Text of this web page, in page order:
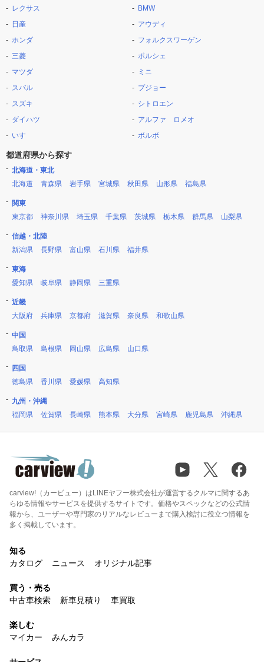
レクサス
日産
ホンダ
三菱
マツダ
スバル
スズキ
ダイハツ
いすゞ
BMW
アウディ
フォルクスワーゲン
ポルシェ
ミニ
プジョー
シトロエン
アルファ ロメオ
ボルボ
都道府県から探す
北海道・東北
北海道
青森県 岩手県 宮城県 秋田県 山形県 福島県
関東
東京都
神奈川県 埼玉県 千葉県 茨城県 栃木県 群馬県 山梨県
信越・北陸
新潟県
長野県 富山県 石川県 福井県
東海
愛知県
岐阜県 静岡県 三重県
近畿
大阪府
兵庫県 京都府 滋賀県 奈良県 和歌山県
中国
鳥取県
島根県 岡山県 広島県 山口県
四国
徳島県
香川県 愛媛県 高知県
九州・沖縄
福岡県
佐賀県 長崎県 熊本県 大分県 宮崎県 鹿児島県 沖縄県
carview!（カービュー）はLINEヤフー株式会社が運営するクルマに関するあ
らゆる情報やサービスを提供するサイトです。価格やスペックなどの公式情
報から、ユーザーや専門家のリアルなレビューまで購入検討に役立つ情報を
多く掲載しています。
知る
カタログ
ニュース オリジナル記事
買う・売る
中古車検索
新車見積り 車買取
楽しむ
マイカー
みんカラ